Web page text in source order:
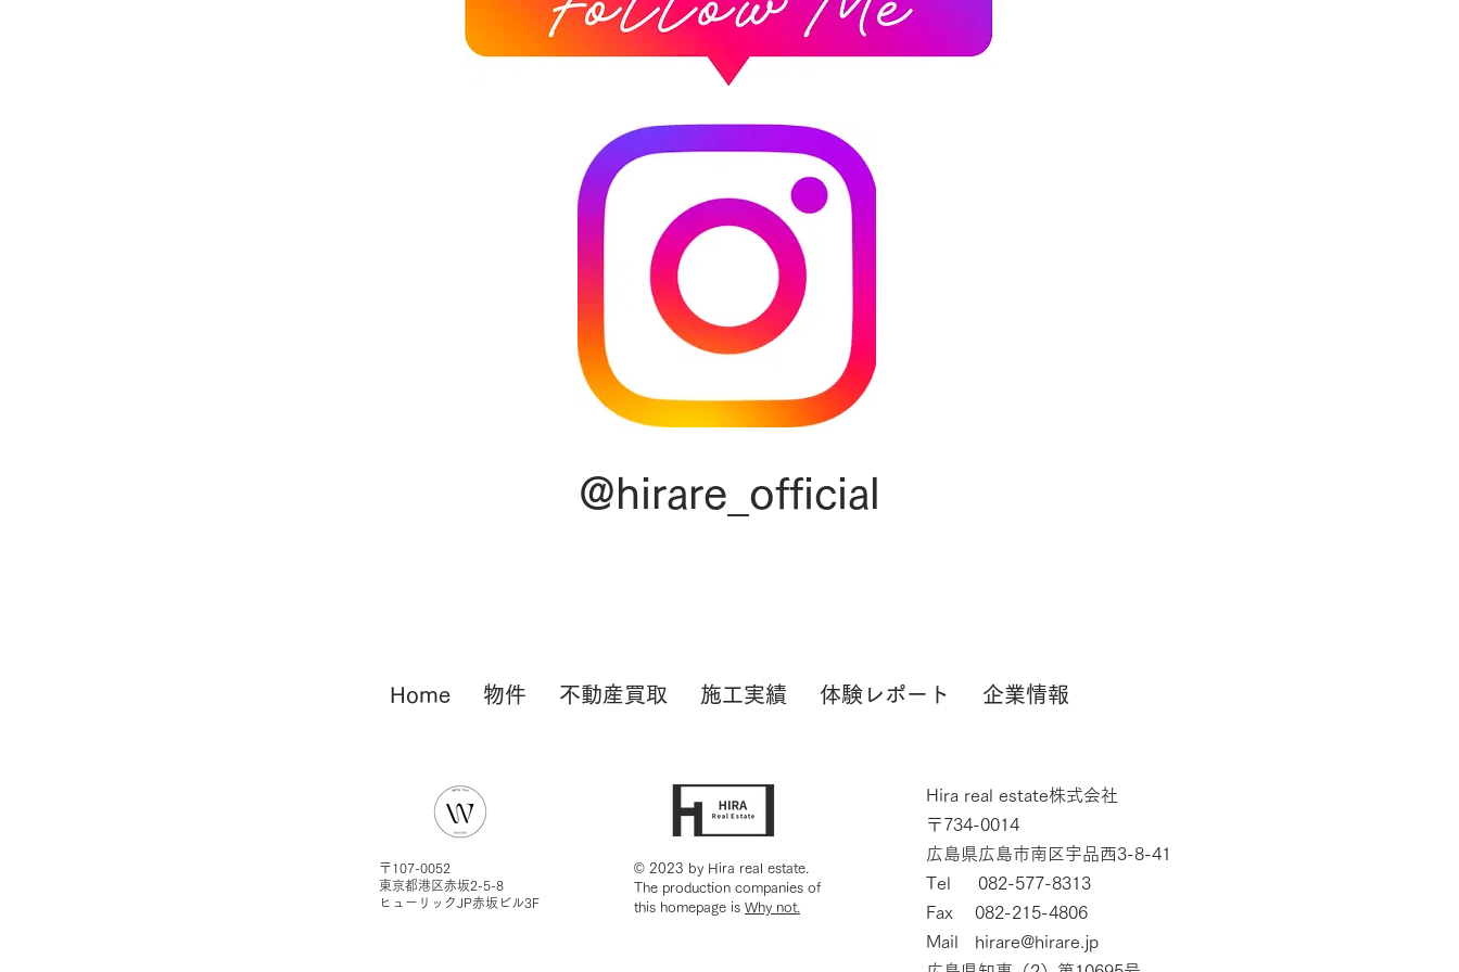
@hirare_official
Home 物件 不動産買取 施工実績 体験レポート 企業情報
〒107-0052
東京都港区赤坂2-5-8
ヒューリックJP赤坂ビル3F
© 2023 by Hira real estate.
The production companies of
this homepage is Why not.
Hira real estate株式会社
〒734-0014
広島県広島市南区宇品西3-8-41
Tel 082-577-8313
Fax 082-215-4806
Mail hirare@hirare.jp